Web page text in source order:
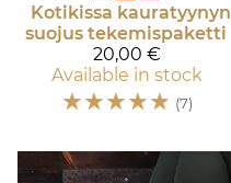
Kotikissa kauratyynyn
suojus tekemispaketti
20,00 €
Available in stock
☆☆☆☆☆ (7)